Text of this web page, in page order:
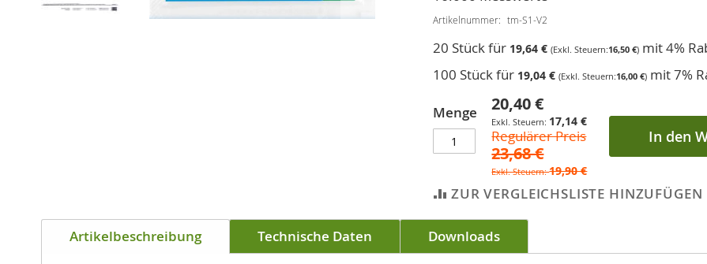
Artikelnummer tm-S1-V2
20 Stück für 19,64 € 16,50 € mit 4%
100 Stück für 19,04 € 16,00 € mit 7%
Menge Sonderpreis
20,40 €
17,14 €
Regulärer Preis
23,68 €
19,90 €
In den
ZUR VERGLEICHSLISTE HINZUFÜGEN
Artikelbeschreibung Technische Daten Downloads